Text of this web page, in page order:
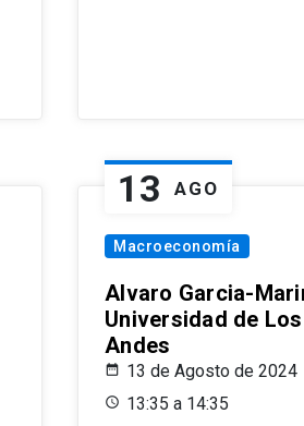
13 AGO
Macroeconomía
Alvaro Garcia-
Universidad de Los
Andes
13 de Agosto de 2024
13:35 a 14:35